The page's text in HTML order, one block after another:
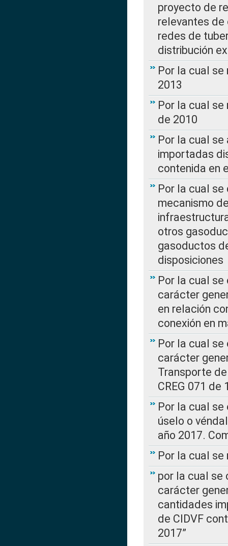
proyecto de
relevantes de
redes de
distribución
Por la cual se
2013
Por la cual se
de 2010
Por la cual
importadas
contenida en
Por la cual se
mecanismo
otros
gasoductos
disposiciones
Por la cual
carácter
en relación
conexión en
Por la cual
carácter
Transporte
CREG 071 de
Por la cual
úselo o
año 2017.
Por la cual se
por la cual se
carácter
cantidades
de CIDVF
2017”